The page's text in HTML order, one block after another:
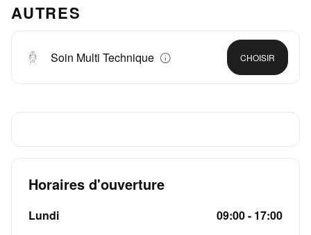
AUTRES
Soin Multi Technique CHOISIR
Horaires d'ouverture
Lundi
09:00 - 17:00